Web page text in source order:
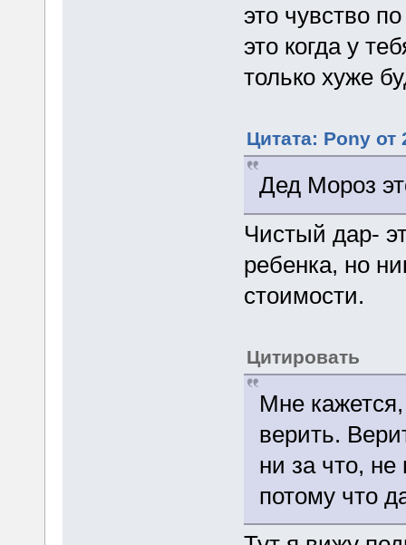
это чувство
это когда у
только хуже
Цитата: Pony от
Дед Мороз
Чистый дар-
ребенка, но
стоимости.
Цитировать
Мне
верить.
ни за что, не
потому что